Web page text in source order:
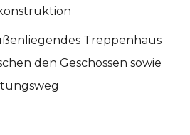
Treppenhaus
den Geschossen sowie